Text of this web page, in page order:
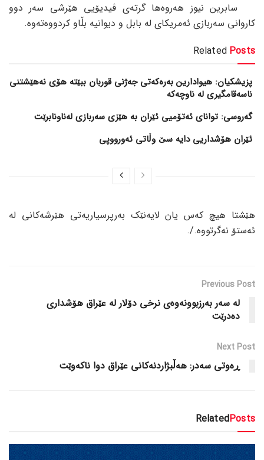
سابرین نیوز هەروەها گرتەی ڤیدیۆیی هێرشی سەر دوو
کاروانی سەربازی ئەمریکای لە بابل و دیوانیە بڵاو کردووەتەوە.
Related Posts
پزیشکیان: هیوادارین بەرەکەتی جەژنی قوربان ببێتە هۆی نەهێشتنی
ناسەقامگیری لە ناوچەکە
گەروسی: توانای ئەتۆمیی ئێران بە هێزی سەربازی لەناونابرێت
ئێران هۆشداریی دایە سێ وڵاتی ئەورووپی
هێشتا هیچ کەس یان لایەنێک بەرپرسیاریەتی هێرشەکانی لە
ئەستۆ نەگرتووە./.
Previous Post
لە سەر بەرزبوونەوەی نرخی دۆلار لە عێراق هۆشداری
دەدرێت
Next Post
ڕەوتی سەدر: هەڵبژاردنەکانی عێراق دوا ناکەوێت
RelatedPosts